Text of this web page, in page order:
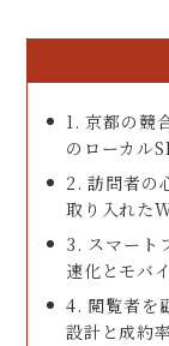
1. 京都の競
のローカル
2. 訪問者の
取り入れた
3. スマート
速化とモバ
4. 閲覧者を
設計と成約